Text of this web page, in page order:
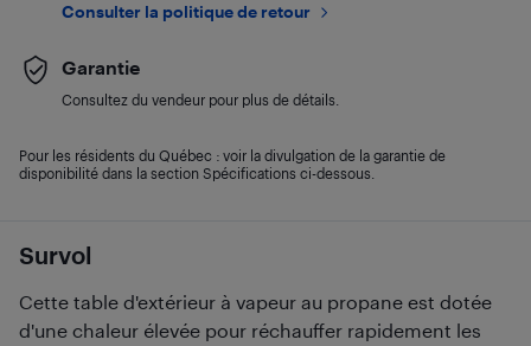
Survol
Cette table d'extérieur à vapeur au propane est dotée
d'une chaleur élevée pour réchauffer rapidement les
Consulter la politique de retour
Garantie
Consultez du vendeur pour plus de détails.
Pour les résidents du Québec : voir la divulgation de la garantie de
disponibilité dans la section Spécifications ci-dessous.